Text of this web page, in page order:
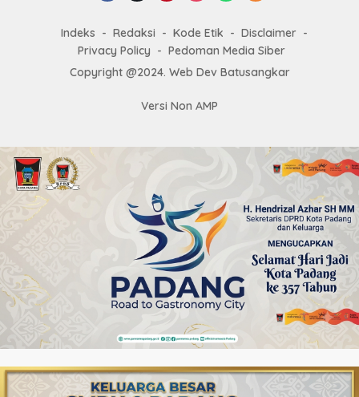
Indeks Redaksi Kode Etik
Disclaimer
Privacy Policy
Pedoman Media Siber
Copyright @2024. Web Dev Batusangkar
Versi Non AMP